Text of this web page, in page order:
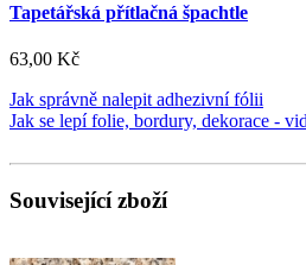
Tapetářská přítlačná špachtle
63,00 Kč
Jak správně nalepit adhezivní fólii
Jak se lepí folie, bordury, dekorace -
Související zboží